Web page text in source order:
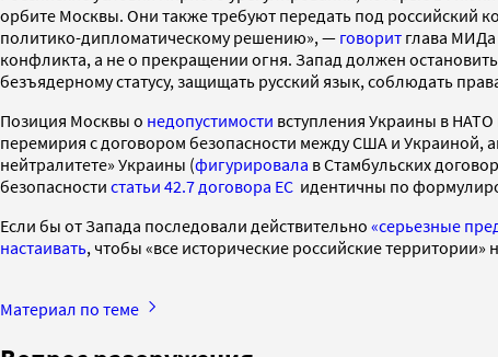
орбите Москвы. Они также требуют передать под российский
политико-дипломатическому решению», — говорит глава
конфликта, а не о прекращении огня. Запад должен
безъядерному статусу, защищать русский язык, соблюдать
Позиция Москвы о недопустимости вступления Украины в
перемирия с договором безопасности между США и
нейтралитете» Украины (фигурировала в Стамбульских
безопасности статьи 42.7 договора ЕС идентичны по
Если бы от Запада последовали действительно «серьезные
настаивать, чтобы «все исторические российские
Материал по теме